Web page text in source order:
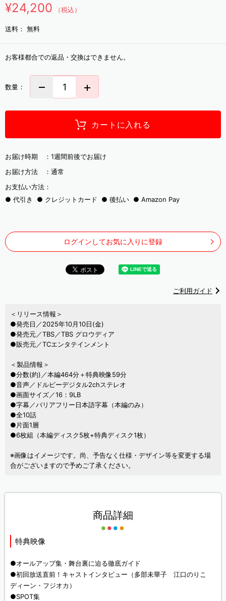
¥24,200 （税込）
送料： 無料
お客様都合での返品・交換はできません。
数量：
カートに入れる
お届け時期 ： 1週間前後でお届け
お届け方法 ： 通常
お支払い方法：
代引き
クレジットカード 後払い Amazon Pay
ログインしてお気に入りに登録
ご利用ガイド
＜リリース情報＞
●発売日／2025年10月10日(金)
●発売元／TBS／TBS グロウディア
●販売元／TCエンタテインメント
＜製品情報＞
●分数(約)／本編464分＋特典映像59分
●音声／ドルビーデジタル2chステレオ
●画面サイズ／16：9LB
●字幕／バリアフリー日本語字幕（本編のみ）
●全10話
●片面1層
●6枚組（本編ディスク5枚+特典ディスク1枚）
※画像はイメージです。尚、予告なく仕様・デザイン等を変更する場
合がございますので予めご了承ください。
商品詳細
特典映像
●オールアップ集・舞台裏に迫る徹底ガイド
●初回放送直前！キャストインタビュー（多部未華子 江口のりこ
ディーン・フジオカ）
●SPOT集